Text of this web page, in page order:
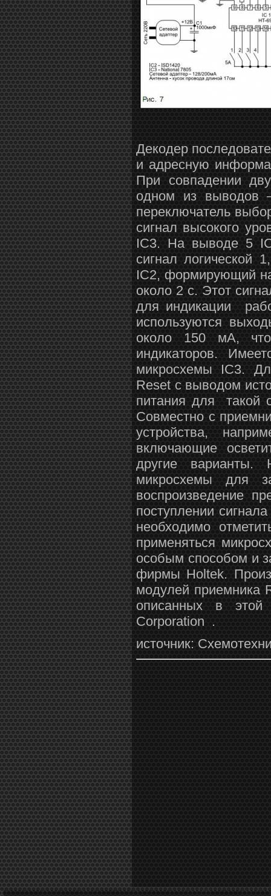
Декодер
и адресную
При совпадении
одном из выводов
переключатель
сигнал высокого
IC3. На выводе 5
сигнал логической
IC2, формирующий
около 2 с. Этот
для индикации
используются
около 150 мА,
индикаторов.
микросхемы IC3.
Reset с выводом
питания для такой
Совместно с
устройства,
включающие
другие
микросхемы для
воспроизведение
поступлении
необходимо
применяться
особым способом и
фирмы Holtek.
модулей приемника
описанных в этой
Corporation .
источник: